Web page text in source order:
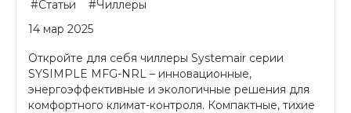
#Статьи
#Чиллеры
14 мар 2025
Откройте для себя чиллеры Systemair серии
SYSIMPLE MFG-NRL – инновационные,
энергоэффективные и экологичные решения для
комфортного климат-контроля. Компактные, тихие